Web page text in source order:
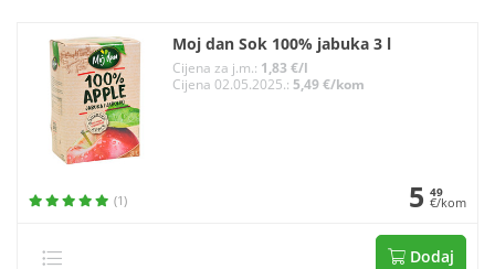
Moj dan Sok 100% jabuka 3 l
Cijena za j.m.: 1,83 €/l
Cijena 02.05.2025.: 5,49 €/kom
(1) 5 49
€/kom
Dodaj